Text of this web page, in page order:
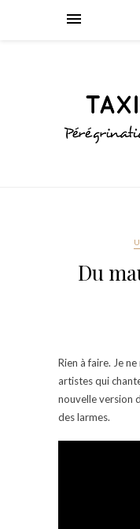
Du
Rien à faire. Je
artistes qui
nouvelle version
des larmes.